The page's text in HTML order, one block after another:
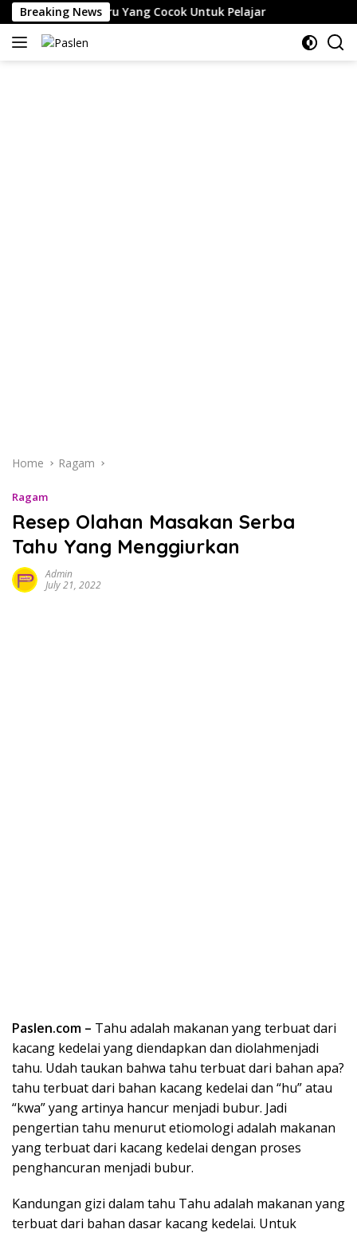
Skip
to
content
Breaking News
Yang Cocok Untuk Pelajar
Home Ragam
Ragam
Resep Olahan Masakan Serba
Tahu Yang Menggiurkan
Admin
July 21, 2022
Paslen.com – Tahu adalah makanan yang terbuat dari
kacang kedelai yang diendapkan dan diolahmenjadi
tahu. Udah taukan bahwa tahu terbuat dari bahan apa?
tahu terbuat dari bahan kacang kedelai dan “hu” atau
“kwa” yang artinya hancur menjadi bubur. Jadi
pengertian tahu menurut etiomologi adalah makanan
yang terbuat dari kacang kedelai dengan proses
penghancuran menjadi bubur.
Kandungan gizi dalam tahu Tahu adalah makanan yang
terbuat dari bahan dasar kacang kedelai. Untuk